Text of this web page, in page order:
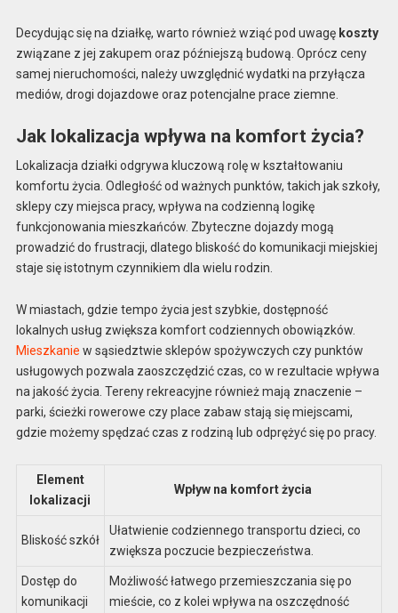
Decydując się na działkę, warto również wziąć pod uwagę koszty
związane z jej zakupem oraz późniejszą budową. Oprócz ceny
samej nieruchomości, należy uwzględnić wydatki na przyłącza
mediów, drogi dojazdowe oraz potencjalne prace ziemne.
Jak lokalizacja wpływa na komfort życia?
Lokalizacja działki odgrywa kluczową rolę w kształtowaniu
komfortu życia. Odległość od ważnych punktów, takich jak szkoły,
sklepy czy miejsca pracy, wpływa na codzienną logikę
funkcjonowania mieszkańców. Zbyteczne dojazdy mogą
prowadzić do frustracji, dlatego bliskość do komunikacji miejskiej
staje się istotnym czynnikiem dla wielu rodzin.
W miastach, gdzie tempo życia jest szybkie, dostępność
lokalnych usług zwiększa komfort codziennych obowiązków.
Mieszkanie w sąsiedztwie sklepów spożywczych czy punktów
usługowych pozwala zaoszczędzić czas, co w rezultacie wpływa
na jakość życia. Tereny rekreacyjne również mają znaczenie –
parki, ścieżki rowerowe czy place zabaw stają się miejscami,
gdzie możemy spędzać czas z rodziną lub odprężyć się po pracy.
Element
lokalizacji
Wpływ na komfort życia
Bliskość szkół
Ułatwienie codziennego transportu dzieci, co
zwiększa poczucie bezpieczeństwa.
Dostęp do
komunikacji
Możliwość łatwego przemieszczania się po
mieście, co z kolei wpływa na oszczędność